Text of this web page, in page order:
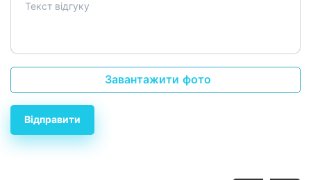
Завантажити фото
Відправити